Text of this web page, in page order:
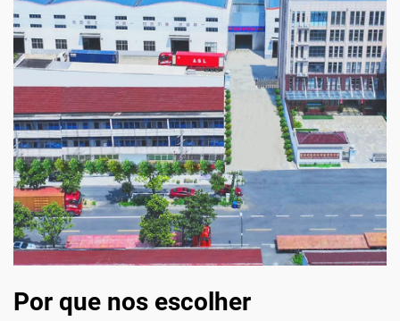
Por que nos escolher